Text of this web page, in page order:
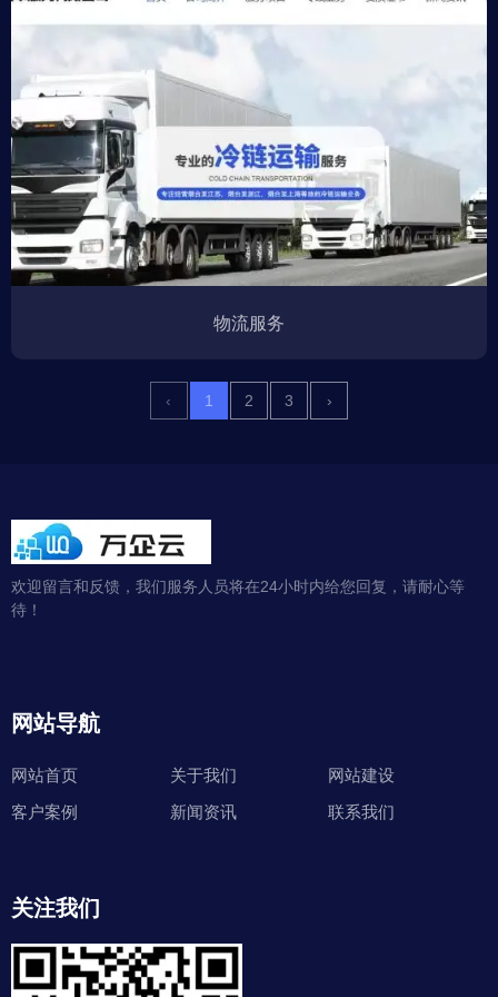
物流服务
‹ 1 2 3 ›
欢迎留言和反馈，我们服务人员将在24小时内给您回复，请耐心等
待！
网站导航
网站首页 关于我们
网站建设
客户案例
新闻资讯 联系我们
关注我们